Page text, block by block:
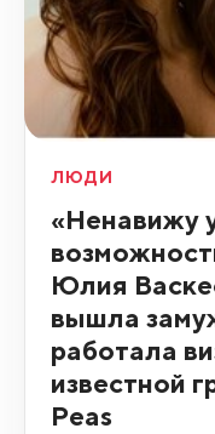
ЛЮДИ
«Ненавижу
Юлия
вышла
работала
известной
Peas